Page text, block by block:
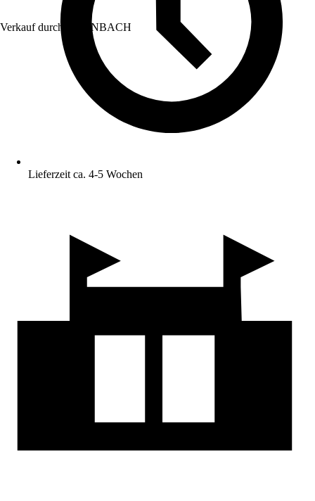
Verkauf durch: HORNBACH
Lieferzeit ca. 4-5 Wochen